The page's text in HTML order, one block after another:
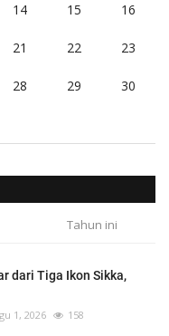
14 15 16
21 22 23
28 29 30
Tahun ini
dari Tiga Ikon Sikka,
1, 2026 158